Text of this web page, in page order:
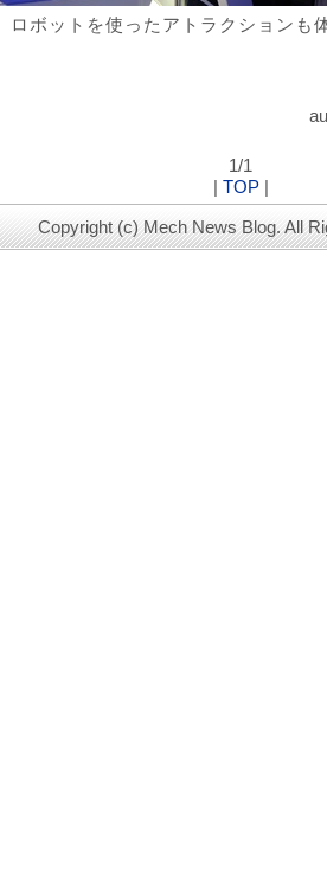
ロボットを使ったアトラクションも
1/1
| TOP|
Copyright (c) Mech News Blog. All